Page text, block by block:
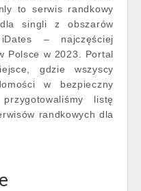
to serwis randkowy
singli z obszarów
– najczęściej
Polsce w 2023. Portal
gdzie wszyscy
w bezpieczny
listę
randkowych dla